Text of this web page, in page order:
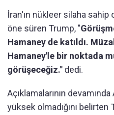
İran'ın nükleer silaha sahip
öne süren Trump, "
Hamaney de katıldı.
Hamaney'le bir noktada
görüşeceğiz." dedi.
Açıklamalarının
yüksek olmadığını belirten